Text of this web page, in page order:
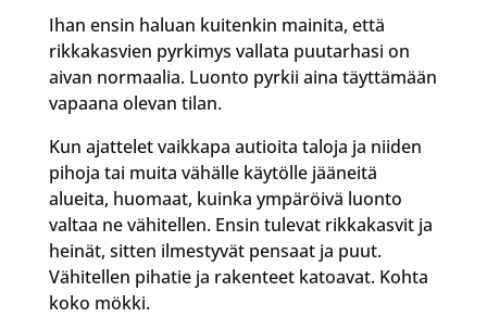
Ihan ensin haluan kuitenkin mainita, että
rikkakasvien pyrkimys vallata puutarhasi on
aivan normaalia. Luonto pyrkii aina täyttämään
vapaana olevan tilan.
Kun ajattelet vaikkapa autioita taloja ja niiden
pihoja tai muita vähälle käytölle jääneitä
alueita, huomaat, kuinka ympäröivä luonto
valtaa ne vähitellen. Ensin tulevat rikkakasvit ja
heinät, sitten ilmestyvät pensaat ja puut.
Vähitellen pihatie ja rakenteet katoavat. Kohta
koko mökki.